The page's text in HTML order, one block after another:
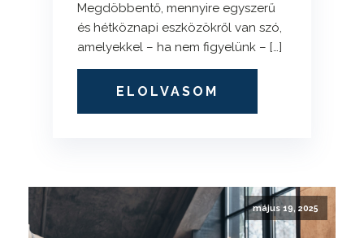
Megdöbbentő, mennyire egyszerű
és hétköznapi eszközökről van szó,
amelyekkel – ha nem figyelünk – […]
ELOLVASOM
május 19, 2025